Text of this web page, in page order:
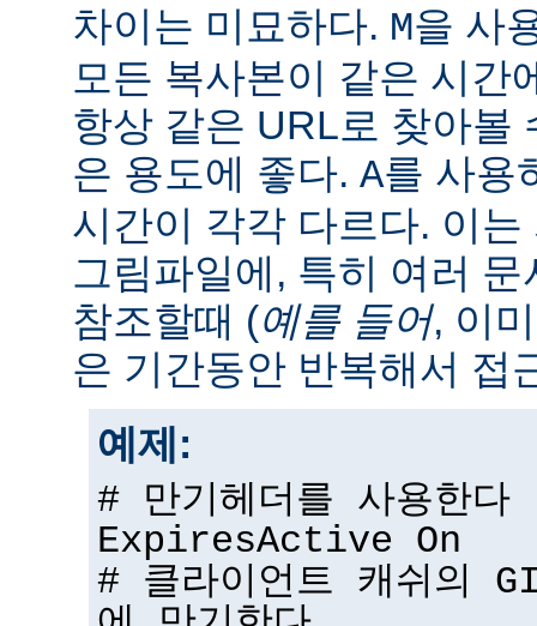
차이는 미묘하다. M을 사
모든 복사본이 같은 시간
항상 같은 URL로 찾아볼
은 용도에 좋다. A를 사용
시간이 각각 다르다. 이
그림파일에, 특히 여러
참조할때 (예를 들어, 이
은 기간동안 반복해서 접
예제:
# 만기헤더를 사용한다
ExpiresActive On
# 클라이언트 캐쉬의